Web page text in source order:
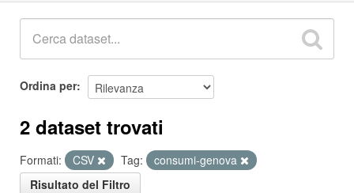
Ordina per
2 dataset trovati
Formati: CSV Tag:
consumi-genova
Risultato del Filtro